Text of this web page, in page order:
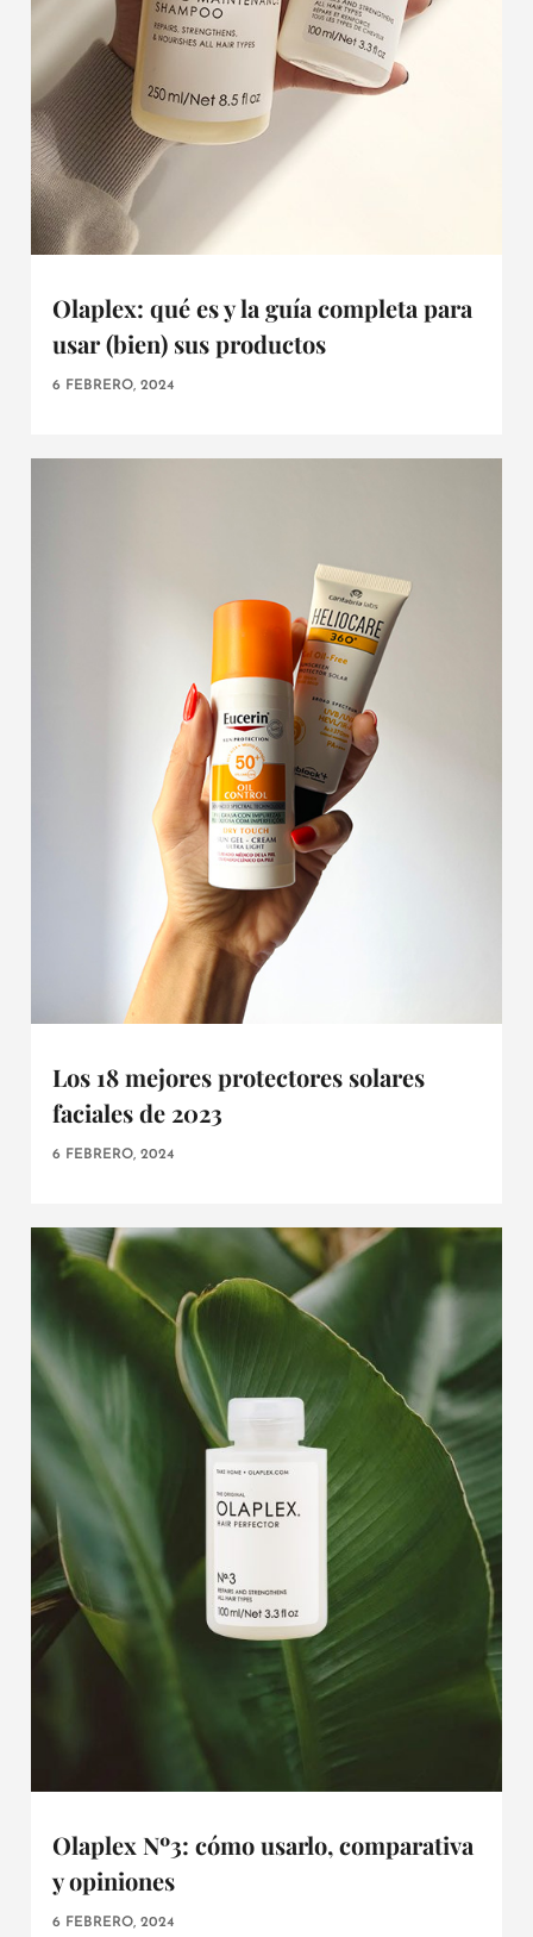
Olaplex: qué es y la guía completa para
usar (bien) sus productos
6 FEBRERO, 2024
Los 18 mejores protectores solares
faciales de 2023
6 FEBRERO, 2024
Olaplex Nº3: cómo usarlo, comparativa
y opiniones
6 FEBRERO, 2024